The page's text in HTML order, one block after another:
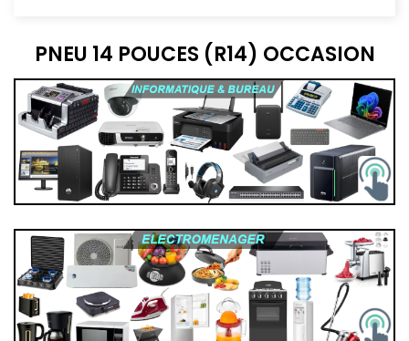
PNEU 14 POUCES (R14) OCCASION